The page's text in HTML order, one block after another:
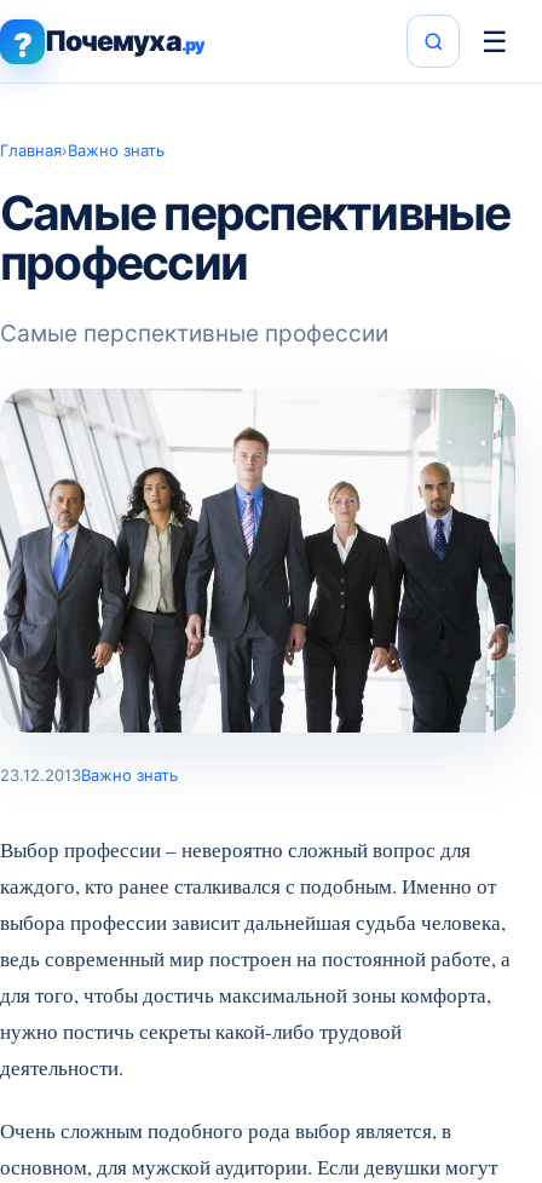
? Почемуха.ру ☰
Главная›Важно знать
Самые перспективные
профессии
Самые перспективные профессии
23.12.2013Важно знать
Выбор профессии – невероятно сложный вопрос для
каждого, кто ранее сталкивался с подобным. Именно от
выбора профессии зависит дальнейшая судьба человека,
ведь современный мир построен на постоянной работе, а
для того, чтобы достичь максимальной зоны комфорта,
нужно постичь секреты какой-либо трудовой
деятельности.
Очень сложным подобного рода выбор является, в
основном, для мужской аудитории. Если девушки могут